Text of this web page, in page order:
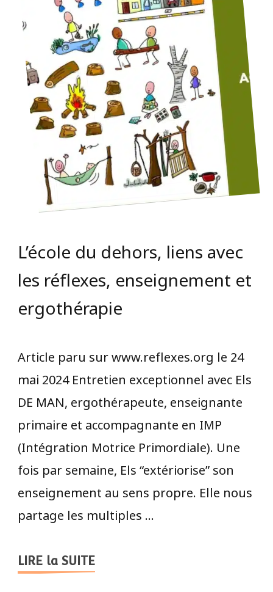
L’école du dehors, liens avec
les réflexes, enseignement et
ergothérapie
Article paru sur www.reflexes.org le 24
mai 2024 Entretien exceptionnel avec Els
DE MAN, ergothérapeute, enseignante
primaire et accompagnante en IMP
(Intégration Motrice Primordiale). Une
fois par semaine, Els “extériorise” son
enseignement au sens propre. Elle nous
partage les multiples …
LIRE la SUITE